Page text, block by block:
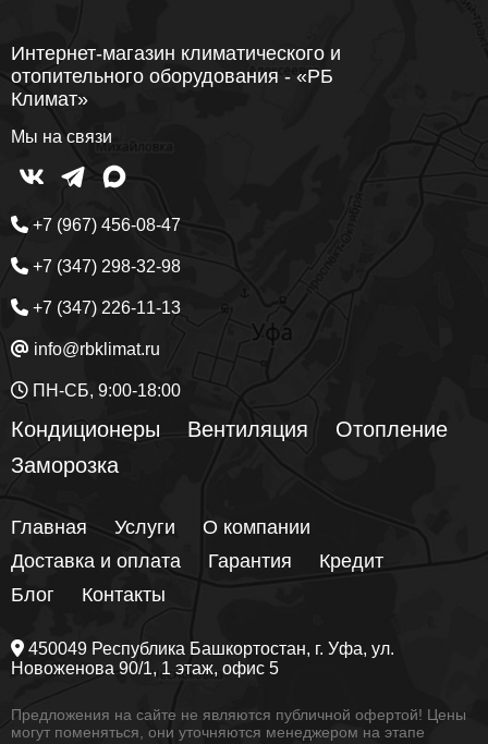
Интернет-магазин климатического и
отопительного оборудования - «РБ
Климат»
Мы на связи
+7 (967) 456-08-47
+7 (347) 298-32-98
+7 (347) 226-11-13
info@rbklimat.ru
ПН-СБ, 9:00-18:00
Кондиционеры Вентиляция
Отопление
Заморозка
Главная Услуги
О компании
Доставка и оплата
Гарантия
Кредит
Блог
Контакты
450049 Республика Башкортостан, г. Уфа, ул.
Новоженова 90/1, 1 этаж, офис 5
Предложения на сайте не являются публичной офертой! Цены
могут поменяться, они уточняются менеджером на этапе